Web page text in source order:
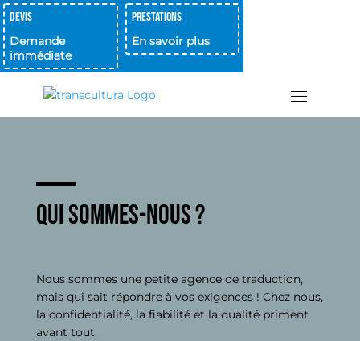
Devis
Demande
immédiate
Prestations
En savoir plus
Qui sommes-nous ?
Nous sommes une petite agence de traduction,
mais qui sait répondre à vos exigences ! Chez nous,
la confidentialité, la fiabilité et la qualité priment
avant tout.